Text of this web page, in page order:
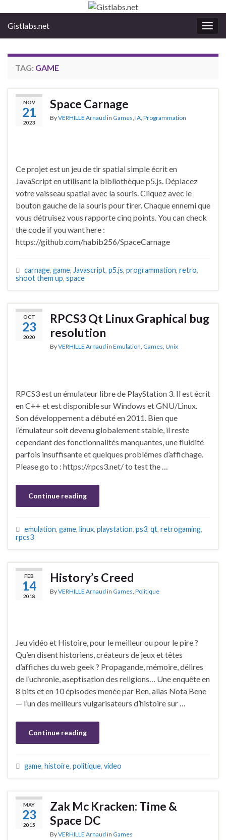
Gistlabs.net
TAG: GAME
NOV
21
2023
Space Carnage
ByVERHILLE Arnaud in Games IA Programmation
Ce projet est un jeu de tir spatial simple écrit en
JavaScript en utilisant la bibliothèque p5.js. Déplacez
votre vaisseau spatial avec la souris. Cliquez avec le
bouton gauche de la souris pour tirer. Chaque ennemi que
vous détruisez vous rapporte cinq points. You can check
the code if you want here :
https://github.com/habib256/SpaceCarnage
carnage, game, Javascript, p5.js, programmation, retro,
shoot them up, space
OCT
23
2020
RPCS3 Qt Linux Graphical bug
resolution
ByVERHILLE Arnaud in Emulation Games Unix
RPCS3 est un émulateur libre de PlayStation 3. Il est écrit
en C++ et est disponible sur Windows et GNU/Linux.
Son développement a débuté en 2011. Bien que
l’émulateur soit devenu globalement stable, il reste
cependant des fonctionnalités manquantes, une fluidité
parfois insuffisante et quelques problèmes d’affichage.
Please go to : https://rpcs3.net/ to test the …
Continue reading
emulation, game, linux, playstation, ps3, qt, retrogaming,
rpcs3
FEB
14
2018
History’s Creed
ByVERHILLE Arnaud in Games Politique
Jeu vidéo et Histoire, pour le meilleur ou pour le pire ?
Qu’en disent historiens, créateurs de jeux et têtes
d’affiches du web geek ? Propagande, mémoire, délires
de l’uchronie, aseptisation des religions… Une enquête en
8 bits et en 10 épisodes menée par Ben, alias Nota Bene
— l’un des meilleurs vulgarisateurs d’histoire sur …
Continue reading
game, histoire, politique, video
MAY
23
2015
Zak Mc Kracken: Time &
Space DC
ByVERHILLE Arnaud in Games